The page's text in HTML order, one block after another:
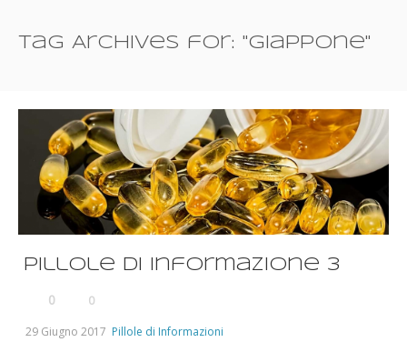
Tag Archives for: "giappone"
Pillole di informazione 3
0
0
29 Giugno 2017 Pillole di Informazioni